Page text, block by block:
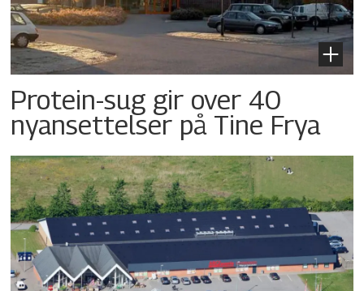
Protein-sug gir over 40
nyansettelser på Tine Frya